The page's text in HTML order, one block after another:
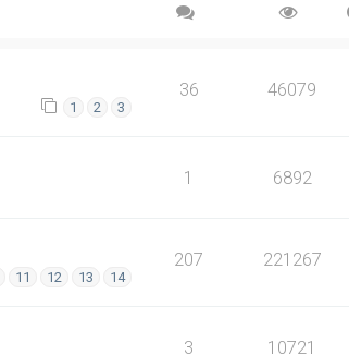
1 2 3
36 46079
1 6892
11 12 13 14
207 221267
3 10721